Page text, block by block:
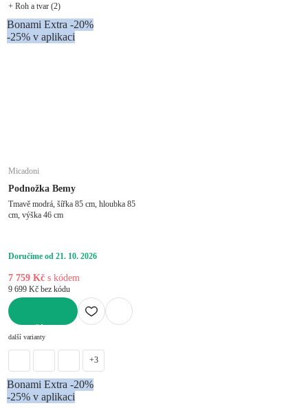
+ Roh a tvar (2)
Bonami Extra -20%
-25% v aplikaci
Micadoni
Podnožka Bemy
Tmavě modrá, šířka 85 cm, hloubka 85
cm, výška 46 cm
Doručíme od 21. 10. 2026
7 759 Kč s kódem
9 699 Kč bez kódu
další varianty
+3
Bonami Extra -20%
-25% v aplikaci